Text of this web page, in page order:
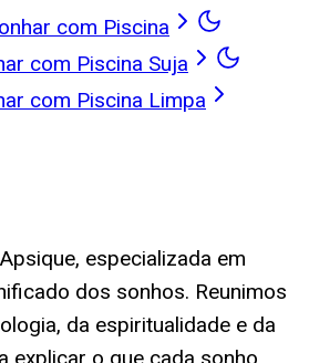
com Piscina
com Piscina Suja
com Piscina Limpa
especializada em
dos sonhos. Reunimos
da espiritualidade e da
explicar o que cada sonho